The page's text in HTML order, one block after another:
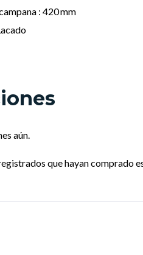
: 420 mm
aún.
que hayan comprado